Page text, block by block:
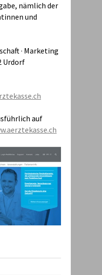
nämlich der
und
· Marketing
Urdorf
auf